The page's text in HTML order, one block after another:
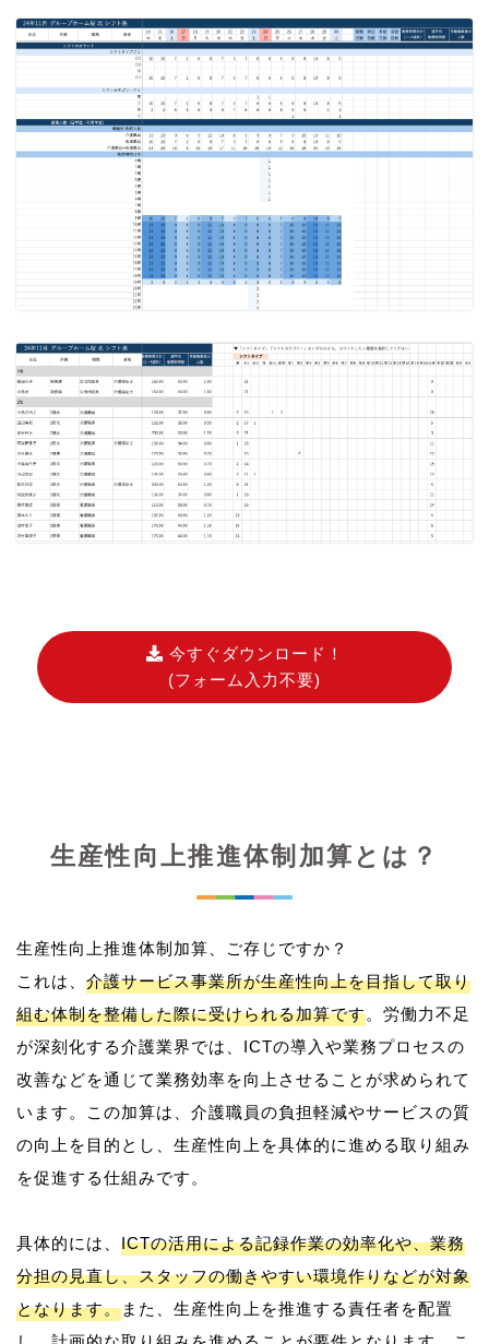
今すぐダウンロード！
(フォーム入力不要)
生産性向上推進体制加算とは？
生産性向上推進体制加算、ご存じですか？
これは、 介護サービス事業所が生産性向上を目指して取り
組む体制を整備した際に受けられる加算です。労働力不足
が深刻化する介護業界では、ICTの導入や業務プロセスの
改善などを通じて業務効率を向上させることが求められて
います。この加算は、介護職員の負担軽減やサービスの質
の向上を目的とし、生産性向上を具体的に進める取り組み
を促進する仕組みです。
具体的には、 ICTの活用による記録作業の効率化や、業務
分担の見直し、スタッフの働きやすい環境作りなどが対象
となります。また、生産性向上を推進する責任者を配置